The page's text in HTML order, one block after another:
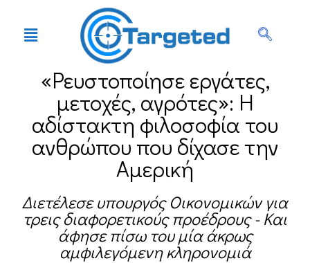
«Ρευστοποίησε εργάτες,
μετοχές, αγρότες»: Η
αδίστακτη φιλοσοφία του
ανθρώπου που δίχασε την
Αμερική
Διετέλεσε υπουργός Οικονομικών για
τρεις διαφορετικούς προέδρους - Και
άφησε πίσω του μία άκρως
αμφιλεγόμενη κληρονομιά